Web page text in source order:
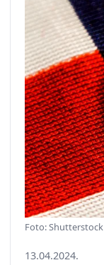
Foto: Shutterstock
13.04.2024.